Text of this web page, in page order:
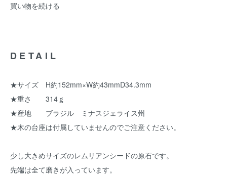
買い物を続ける
DETAIL
★サイズ H約152mm×W約43mmD34.3mm
★重さ 314ｇ
★産地 ブラジル ミナスジェライス州
★木の台座は付属していませんのでご注意ください。
少し大きめサイズのレムリアンシードの原石です。
先端は全て磨きが入っています。